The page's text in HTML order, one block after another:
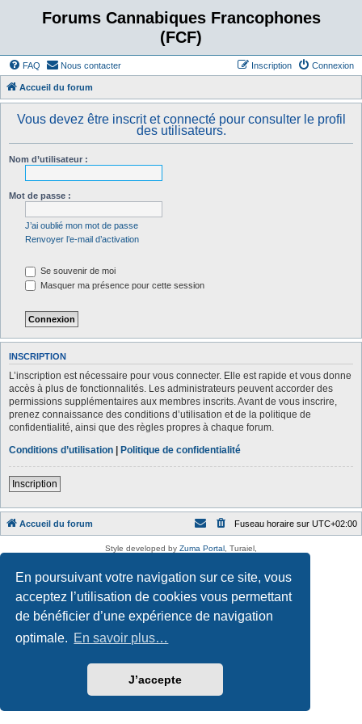
En poursuivant votre navigation sur ce site, vous
acceptez l’utilisation de cookies vous permettant
de bénéficier d’une expérience de navigation
optimale. En savoir plus…
J’accepte
Forums Cannabiques Francophones
(FCF)
FAQ Nous contacter Connexion
Inscription
Accueil du forum
Vous devez être inscrit et connecté pour consulter le profil
des utilisateurs.
Nom d’utilisateur :
Mot de passe :
J’ai oublié mon mot de passe
Renvoyer l’e-mail d’activation
Se souvenir de moi
Masquer ma présence pour cette session
INSCRIPTION
L’inscription est nécessaire pour vous connecter. Elle est rapide et vous donne
accès à plus de fonctionnalités. Les administrateurs peuvent accorder des
permissions supplémentaires aux membres inscrits. Avant de vous inscrire,
prenez connaissance des conditions d’utilisation et de la politique de
confidentialité, ainsi que des règles propres à chaque forum.
Conditions d’utilisation | Politique de confidentialité
Inscription
Accueil du forum Fuseau horaire sur UTC+02:00
Style developed by Zuma Portal , Turaiel,
Traduction française officielle ©Qiaeru